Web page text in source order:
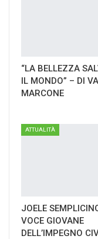
“LA BELLEZZA
IL MONDO” – DI
MARCONE
ATTUALITÀ
JOELE
VOCE GIOVANE
DELL’IMPEGNO